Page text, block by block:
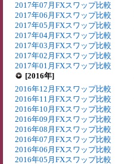
2017年07月FXスワップ比較
2017年06月FXスワップ比較
2017年05月FXスワップ比較
2017年04月FXスワップ比較
2017年03月FXスワップ比較
2017年02月FXスワップ比較
2017年01月FXスワップ比較
[2016年]
2016年12月FXスワップ比較
2016年11月FXスワップ比較
2016年10月FXスワップ比較
2016年09月FXスワップ比較
2016年08月FXスワップ比較
2016年07月FXスワップ比較
2016年06月FXスワップ比較
2016年05月FXスワップ比較